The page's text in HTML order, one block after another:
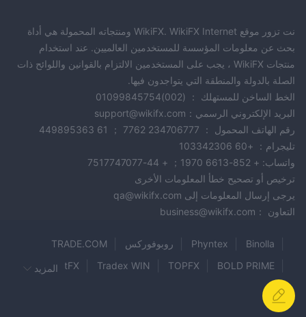
نت تزور موقع WikiFX. WikiFX Internet ومنتجاته المحمولة هي أداة
بحث عن معلومات المؤسسة للمستخدمين العالميين. عند استخدام
منتجات WikiFX ، يجب على المستخدمين الالتزام بالقوانين واللوائح ذات
الصلة بالدولة والمنطقة التي يتواجدون فيها.
الخط الساخن للمستهلك ： (002)01099845754
البريد الإلكتروني الرسمي：support@wikifx.com
رقم الهاتف المحمول ： 234706777 7762 ； 61 449895363
تليجرام： +60 103342306
واتساب: + 852-6613 1970； + 44-7517747077
ترخيص أو تصحيح خطأ المعلومات الأخرى
يرجى إرسال المعلومات إلى qa@wikifx.com
التعاون ：business@wikifx.com
Binolla
Phyntex روبوفوركس
TRADE.COM
BOLD PRIME
TOPFX
Tradex WIN
CentFX
AKFX
Seacrest Markets
المزيد